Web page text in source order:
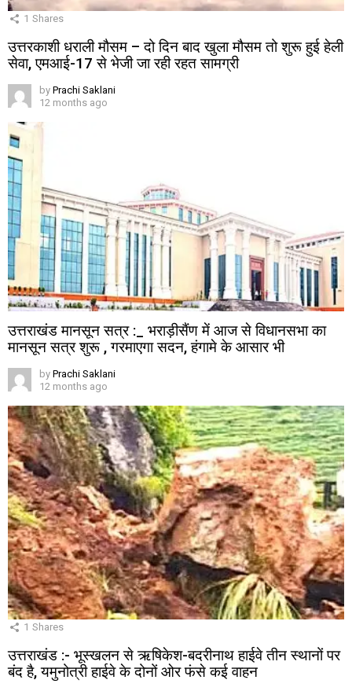
1 Shares
उत्तरकाशी धराली मौसम – दो दिन बाद खुला मौसम तो शुरू हुई हेली
सेवा, एमआई-17 से भेजी जा रही रहत सामग्री
by Prachi Saklani
12 months ago
उत्तराखंड मानसून सत्र :_ भराड़ीसैंण में आज से विधानसभा का
मानसून सत्र शुरू , गरमाएगा सदन, हंगामे के आसार भी
by Prachi Saklani
12 months ago
1 Shares
उत्तराखंड :- भूस्खलन से ऋषिकेश-बदरीनाथ हाईवे तीन स्थानों पर
बंद है, यमुनोत्री हाईवे के दोनों ओर फंसे कई वाहन